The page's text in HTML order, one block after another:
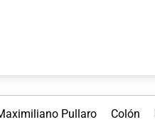
Pullaro Colón